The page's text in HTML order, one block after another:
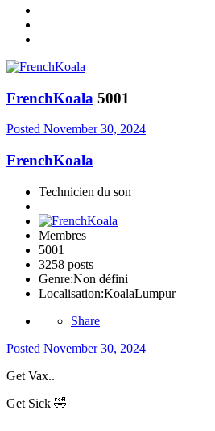
FrenchKoala 5001
Posted November 30, 2024
FrenchKoala
Technicien du son
Membres
5001
3258 posts
Genre:Non défini
Localisation:KoalaLumpur
Share
Posted November 30, 2024
Get Vax..
Get Sick 🤣